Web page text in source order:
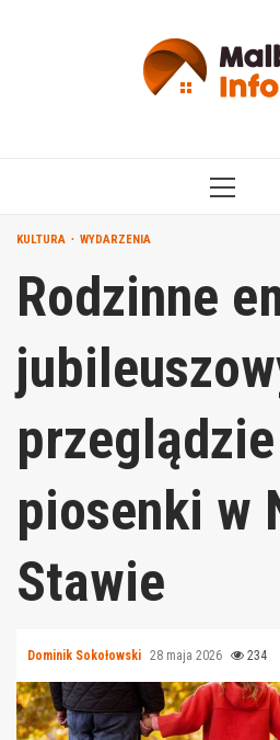
PRIMARY
KULTURA WYDARZENIA
Rodzinne
przeglądzie
piosenki w
Stawie
Dominik Sokołowski 28 maja 2026 234